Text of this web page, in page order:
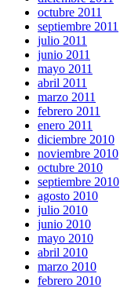
octubre 2011
septiembre 2011
julio 2011
junio 2011
mayo 2011
abril 2011
marzo 2011
febrero 2011
enero 2011
diciembre 2010
noviembre 2010
octubre 2010
septiembre 2010
agosto 2010
julio 2010
junio 2010
mayo 2010
abril 2010
marzo 2010
febrero 2010